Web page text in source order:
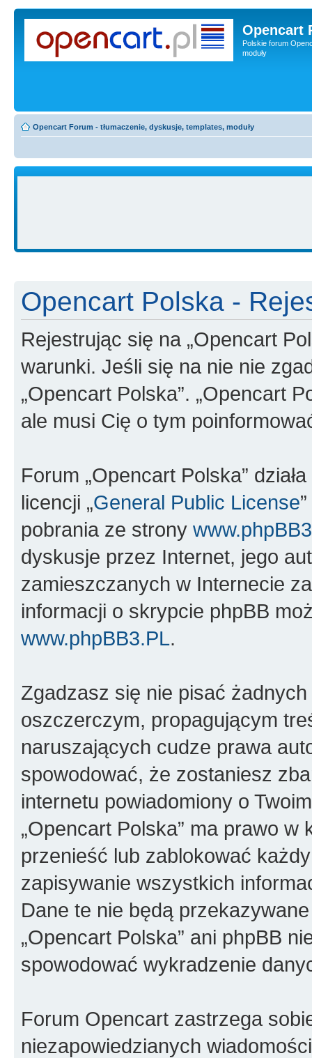
Opencart
Polskie forum
moduły
Opencart Forum - tłumaczenie, dyskusje, templates, moduły
Opencart Polska -
Rejestrując się na „Opencart
warunki. Jeśli się na nie nie
„Opencart Polska”. „Opencart
ale musi Cię o tym
Forum „Opencart Polska”
licencji „General Public License
pobrania ze strony
dyskusje przez Internet, jego
zamieszczanych w Internecie
informacji o skrypcie phpBB
www.phpBB3.PL.
Zgadzasz się nie pisać
oszczerczym, propagującym
naruszających cudze prawa
spowodować, że zostaniesz
internetu powiadomiony o
„Opencart Polska” ma prawo
przenieść lub zablokować
zapisywanie wszystkich
Dane te nie będą
„Opencart Polska” ani phpBB
spowodować wykradzenie
Forum Opencart zastrzega
niezapowiedzianych